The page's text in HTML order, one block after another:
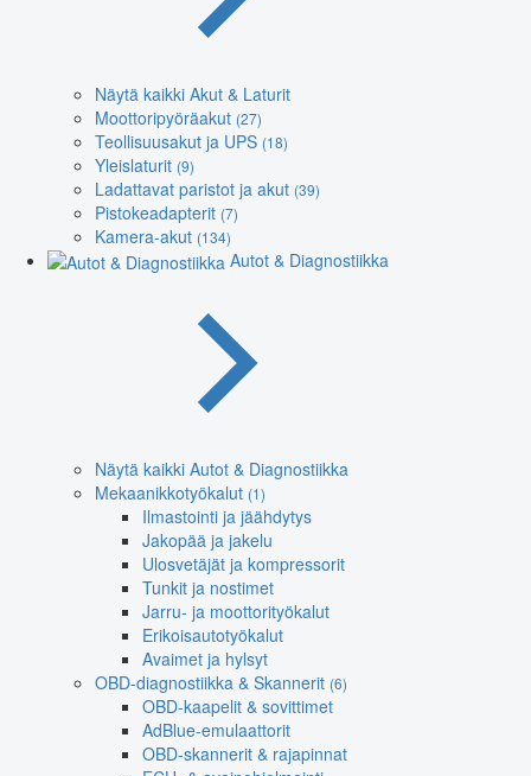
Näytä kaikki Akut & Laturit
Moottoripyöräakut (27)
Teollisuusakut ja UPS (18)
Yleislaturit (9)
Ladattavat paristot ja akut (39)
Pistokeadapterit (7)
Kamera-akut (134)
Autot & Diagnostiikka
Näytä kaikki Autot & Diagnostiikka
Mekaanikkotyökalut (1)
Ilmastointi ja jäähdytys
Jakopää ja jakelu
Ulosvetäjät ja kompressorit
Tunkit ja nostimet
Jarru- ja moottorityökalut
Erikoisautotyökalut
Avaimet ja hylsyt
OBD-diagnostiikka & Skannerit (6)
OBD-kaapelit & sovittimet
AdBlue-emulaattorit
OBD-skannerit & rajapinnat